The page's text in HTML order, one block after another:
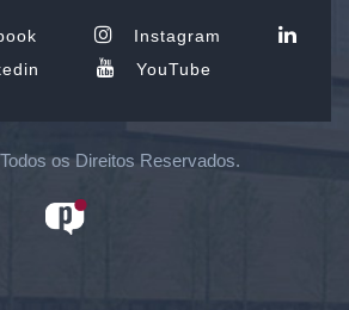
Instagram
YouTube
os Direitos Reservados.